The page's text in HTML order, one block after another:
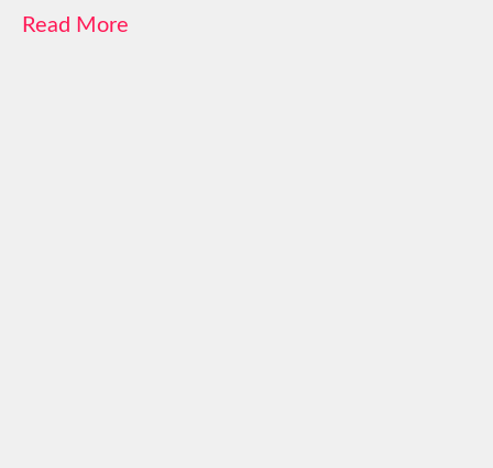
Read More